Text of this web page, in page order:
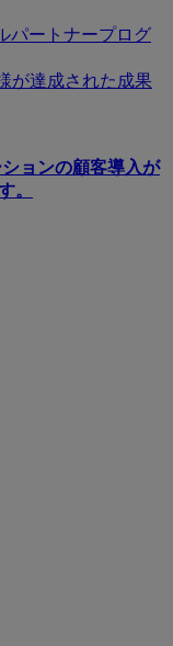
パートナープログ
が達成された成果
ョンの顧客導入が
。